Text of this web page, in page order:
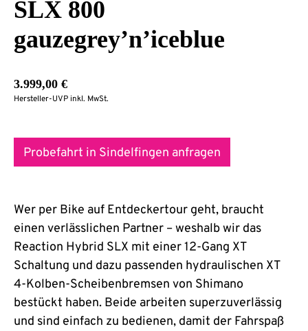
SLX 800
gauzegrey’n’iceblue
3.999,00 €
Hersteller-UVP inkl. MwSt.
Probefahrt in Sindelfingen anfragen
Wer per Bike auf Entdeckertour geht, braucht
einen verlässlichen Partner – weshalb wir das
Reaction Hybrid SLX mit einer 12-Gang XT
Schaltung und dazu passenden hydraulischen XT
4-Kolben-Scheibenbremsen von Shimano
bestückt haben. Beide arbeiten superzuverlässig
und sind einfach zu bedienen, damit der Fahrspaß